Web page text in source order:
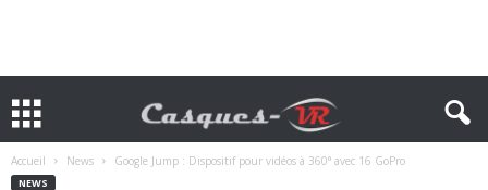
Accueil News Google Jump : Dispositif pour vidéos à 360° avec 16 GoPro
NEWS